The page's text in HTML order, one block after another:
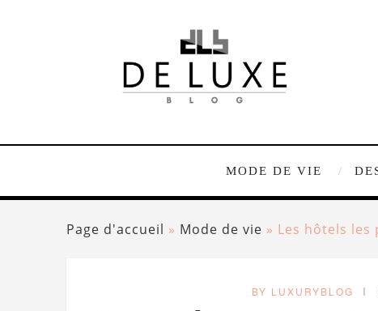
MODE DE VIE
Page d'accueil » Mode de vie » Les hôtels les
BY LUXURYBLOG